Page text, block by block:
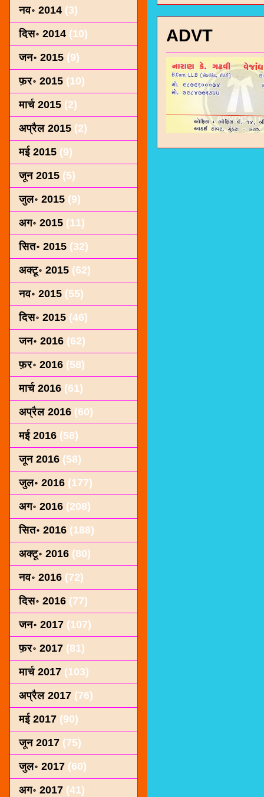
ADVT
नव॰ 2014 (3)
दिस॰ 2014 (10)
जन॰ 2015 (9)
फ़र॰ 2015 (10)
मार्च 2015 (2)
अप्रैल 2015 (2)
मई 2015 (9)
जून 2015 (5)
जुल॰ 2015 (9)
अग॰ 2015 (11)
सित॰ 2015 (32)
अक्टू॰ 2015 (62)
नव॰ 2015 (55)
दिस॰ 2015 (46)
जन॰ 2016 (62)
फ़र॰ 2016 (58)
मार्च 2016 (61)
अप्रैल 2016 (60)
मई 2016 (58)
जून 2016 (58)
जुल॰ 2016 (177)
अग॰ 2016 (208)
सित॰ 2016 (188)
अक्टू॰ 2016 (80)
नव॰ 2016 (72)
दिस॰ 2016 (77)
जन॰ 2017 (107)
फ़र॰ 2017 (81)
मार्च 2017 (103)
अप्रैल 2017 (76)
मई 2017 (90)
जून 2017 (75)
जुल॰ 2017 (60)
अग॰ 2017 (41)